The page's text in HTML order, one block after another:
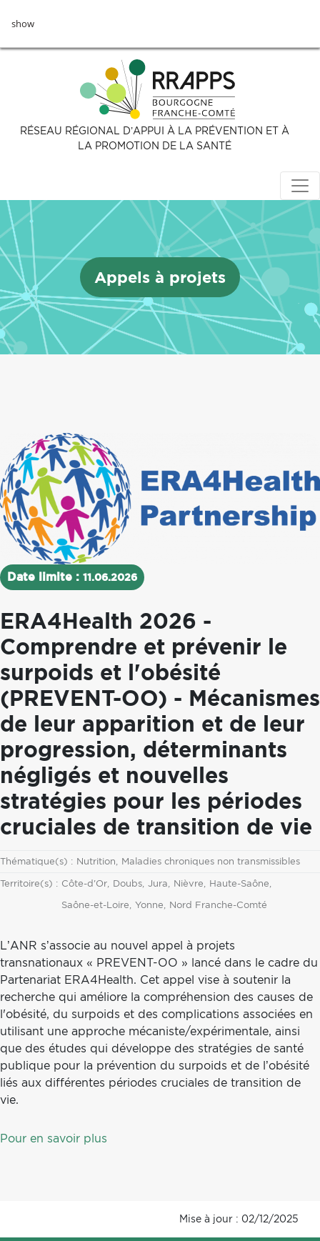
aushow
RÉSEAU RÉGIONAL D’APPUI À LA PRÉVENTION ET À
LA PROMOTION DE LA SANTÉ
Appels à projets
Date limite : 11.06.2026
ERA4Health 2026 -
Comprendre et prévenir le
surpoids et l'obésité
(PREVENT-OO) - Mécanismes
de leur apparition et de leur
progression, déterminants
négligés et nouvelles
stratégies pour les périodes
cruciales de transition de vie
Thématique(s) : Thématique
Nutrition Maladies chroniques non transmissibles
Territoire(s) : Territoire
Côte-d'Or Doubs Jura Nièvre
Haute-Saône
Saône-et-Loire Yonne Nord Franche-Comté
L’ANR s’associe au nouvel appel à projets
transnationaux « PREVENT-OO » lancé dans le cadre du
Partenariat ERA4Health. Cet appel vise à soutenir la
recherche qui améliore la compréhension des causes de
l'obésité, du surpoids et des complications associées en
utilisant une approche mécaniste/expérimentale, ainsi
que des études qui développe des stratégies de santé
publique pour la prévention du surpoids et de l’obésité
liés aux différentes périodes cruciales de transition de
vie.
Pour en savoir plus
Mise à jour : 02/12/2025